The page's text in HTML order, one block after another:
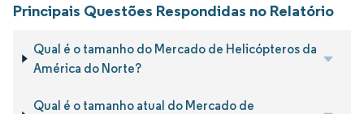
Principais Questões Respondidas no Relatório
Qual é o tamanho do Mercado de Helicópteros da
América do Norte?
Qual é o tamanho atual do Mercado de